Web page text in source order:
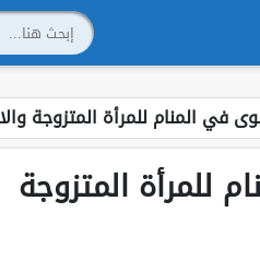
في المنام للمرأة المتزوجة
للمرأة المتزوجة